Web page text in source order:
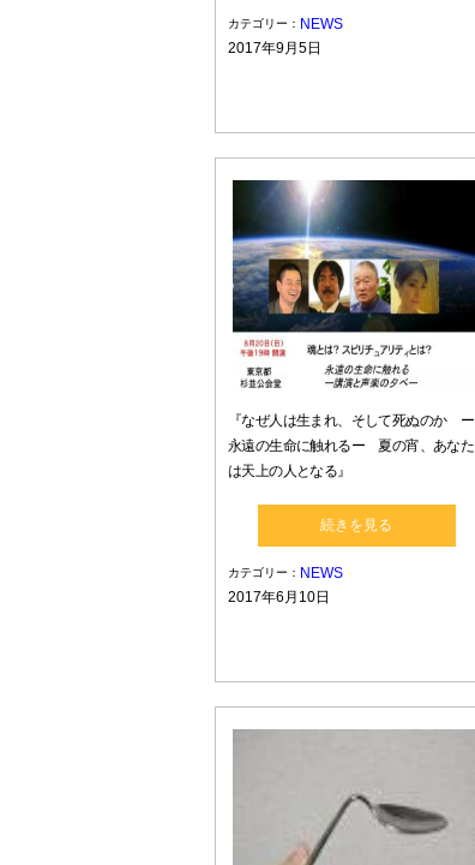
カテゴリー： NEWS
2017年9月5日
『なぜ人は生まれ、そして死ぬのか ー
永遠の生命に触れるー 夏の宵、あなた
は天上の人となる』
続きを見る
カテゴリー： NEWS
2017年6月10日